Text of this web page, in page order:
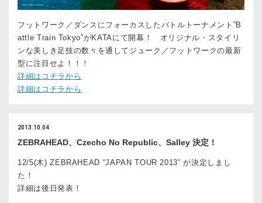
フットワーク／ダンスにフォーカスしたバトルトーナメント”B
attle Train Tokyo”がKATAにて開幕！ オリジナル・スタイリ
ンな美しき足技の数々を通してジューク／フットワークの最新
型に注目せよ！！！
詳細はコチラから
詳細はコチラから
2013.10.04
ZEBRAHEAD、Czecho No Republic、Salley 決定！
12/5(木) ZEBRAHEAD “JAPAN TOUR 2013” が決定しまし
た！
詳細は後日発表！